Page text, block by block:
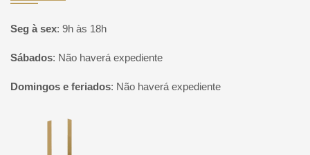
Seg à sex: 9h às 18h
Sábados: Não haverá expediente
Domingos e feriados: Não haverá expediente